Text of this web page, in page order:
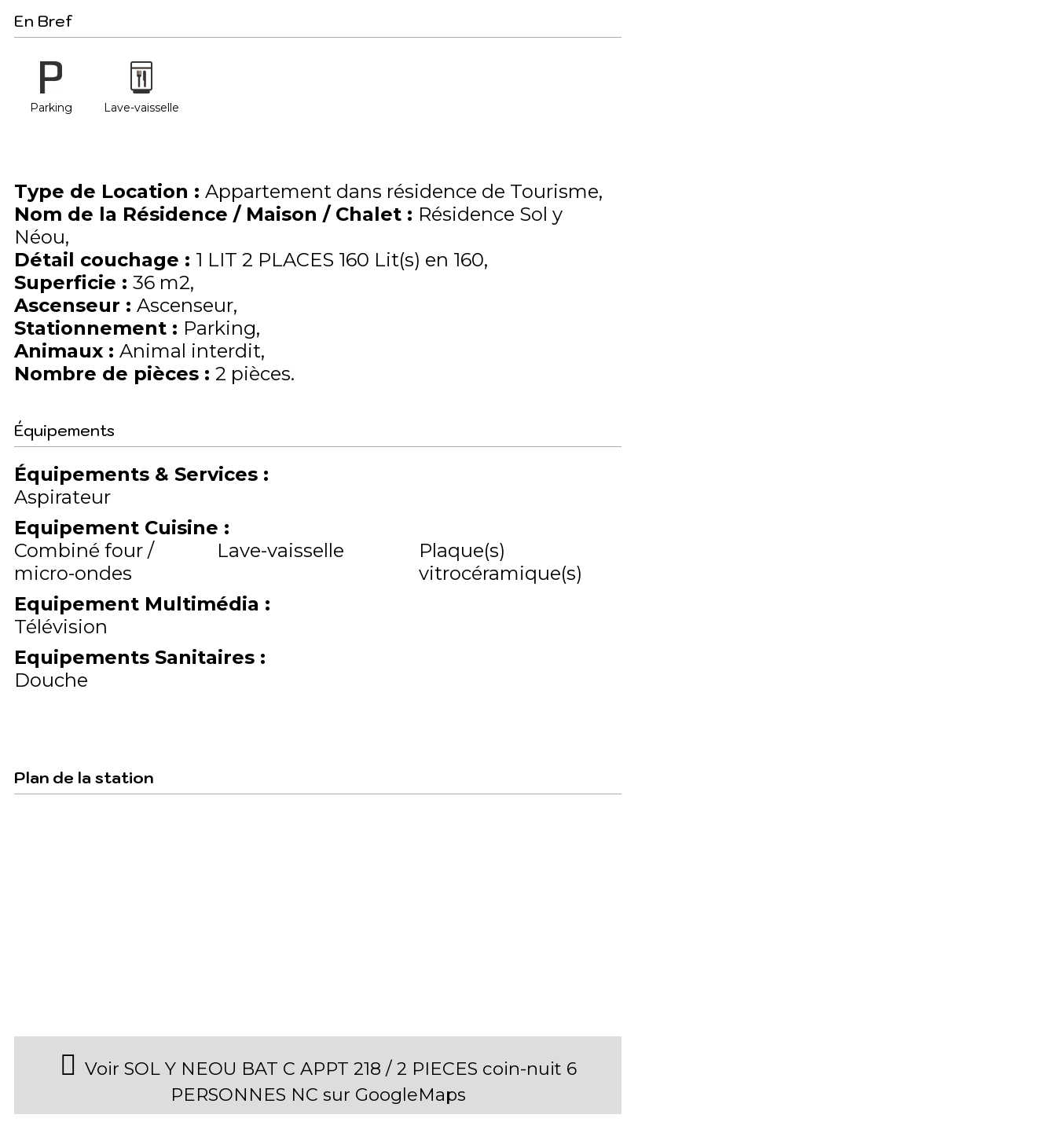
En Bref
Parking Lave-vaisselle
Type de Location : Appartement dans résidence de Tourisme
Nom de la Résidence / Maison / Chalet : Résidence Sol y
Néou
Détail couchage : 1 LIT 2 PLACES 160 Lit(s) en 160
Superficie : 36 m2
Ascenseur : Ascenseur
Stationnement : Parking
Animaux : Animal interdit
Nombre de pièces : 2 pièces
Équipements
Équipements & Services :
Aspirateur
Equipement Cuisine :
Combiné four /
micro-ondes
Lave-vaisselle
Plaque(s)
vitrocéramique(s)
Equipement Multimédia :
Télévision
Equipements Sanitaires :
Douche
Plan de la station
Voir SOL Y NEOU BAT C APPT 218 / 2 PIECES coin-nuit 6
PERSONNES NC sur GoogleMaps